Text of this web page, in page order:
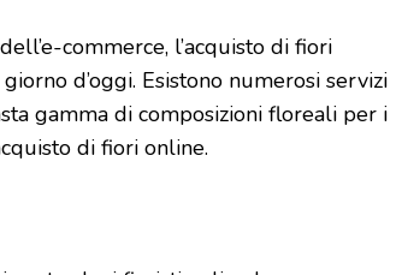
commerce, l’acquisto di fiori
d’oggi. Esistono numerosi servizi
gamma di composizioni floreali per i
di fiori online.